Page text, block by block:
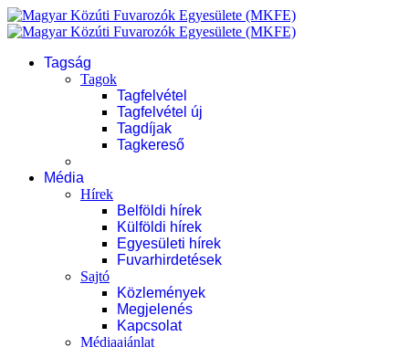
Tagság
Tagok
Tagfelvétel
Tagfelvétel új
Tagdíjak
Tagkereső
Média
Hírek
Belföldi hírek
Külföldi hírek
Egyesületi hírek
Fuvarhirdetések
Sajtó
Közlemények
Megjelenés
Kapcsolat
Médiaajánlat